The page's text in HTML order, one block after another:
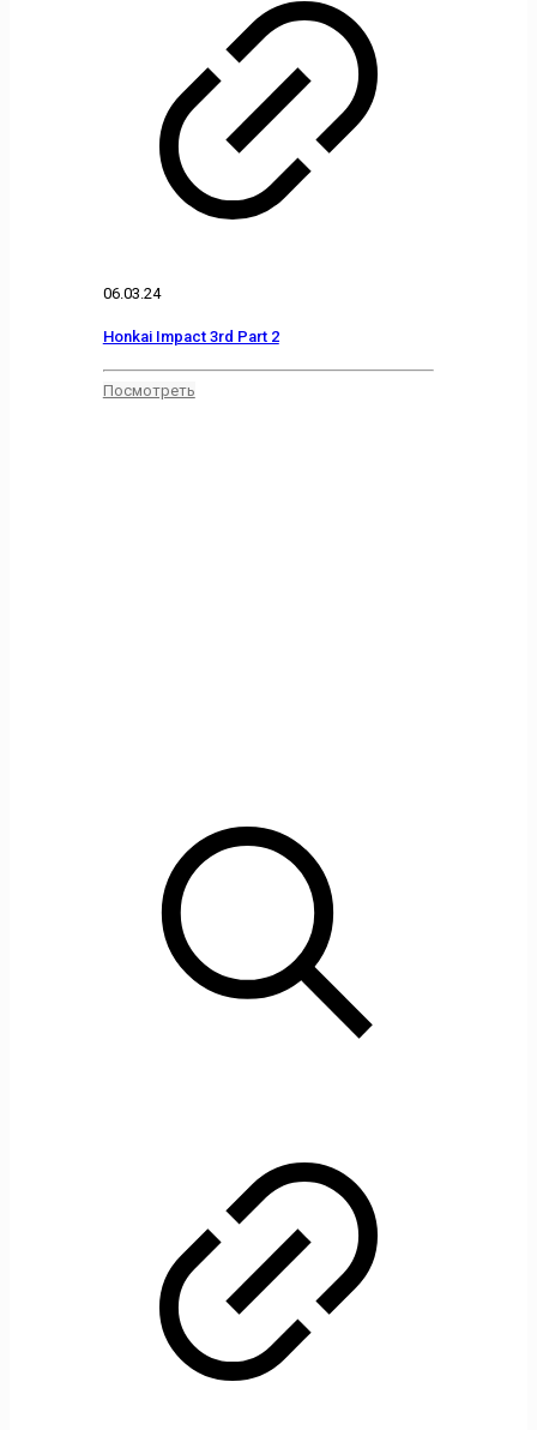
06.03.24
Honkai Impact 3rd Part 2
Посмотреть